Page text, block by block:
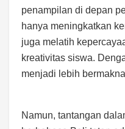
penampilan di depan
hanya meningkatkan
juga melatih
kreativitas siswa.
menjadi lebih
Namun, tantangan